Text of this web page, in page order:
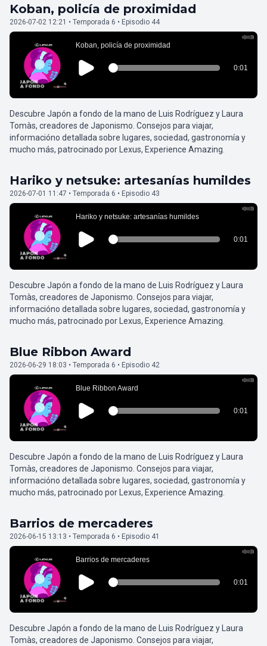
Koban, policía de proximidad
2026-07-02 12:21 • Temporada 6 • Episodio 44
Descubre Japón a fondo de la mano de Luis Rodríguez y Laura
Tomàs, creadores de Japonismo. Consejos para viajar,
informacióno detallada sobre lugares, sociedad, gastronomía y
mucho más, patrocinado por Lexus, Experience Amazing.
Hariko y netsuke: artesanías humildes
2026-07-01 11:47 • Temporada 6 • Episodio 43
Descubre Japón a fondo de la mano de Luis Rodríguez y Laura
Tomàs, creadores de Japonismo. Consejos para viajar,
informacióno detallada sobre lugares, sociedad, gastronomía y
mucho más, patrocinado por Lexus, Experience Amazing.
Blue Ribbon Award
2026-06-29 18:03 • Temporada 6 • Episodio 42
Descubre Japón a fondo de la mano de Luis Rodríguez y Laura
Tomàs, creadores de Japonismo. Consejos para viajar,
informacióno detallada sobre lugares, sociedad, gastronomía y
mucho más, patrocinado por Lexus, Experience Amazing.
Barrios de mercaderes
2026-06-15 13:13 • Temporada 6 • Episodio 41
Descubre Japón a fondo de la mano de Luis Rodríguez y Laura
Tomàs, creadores de Japonismo. Consejos para viajar,